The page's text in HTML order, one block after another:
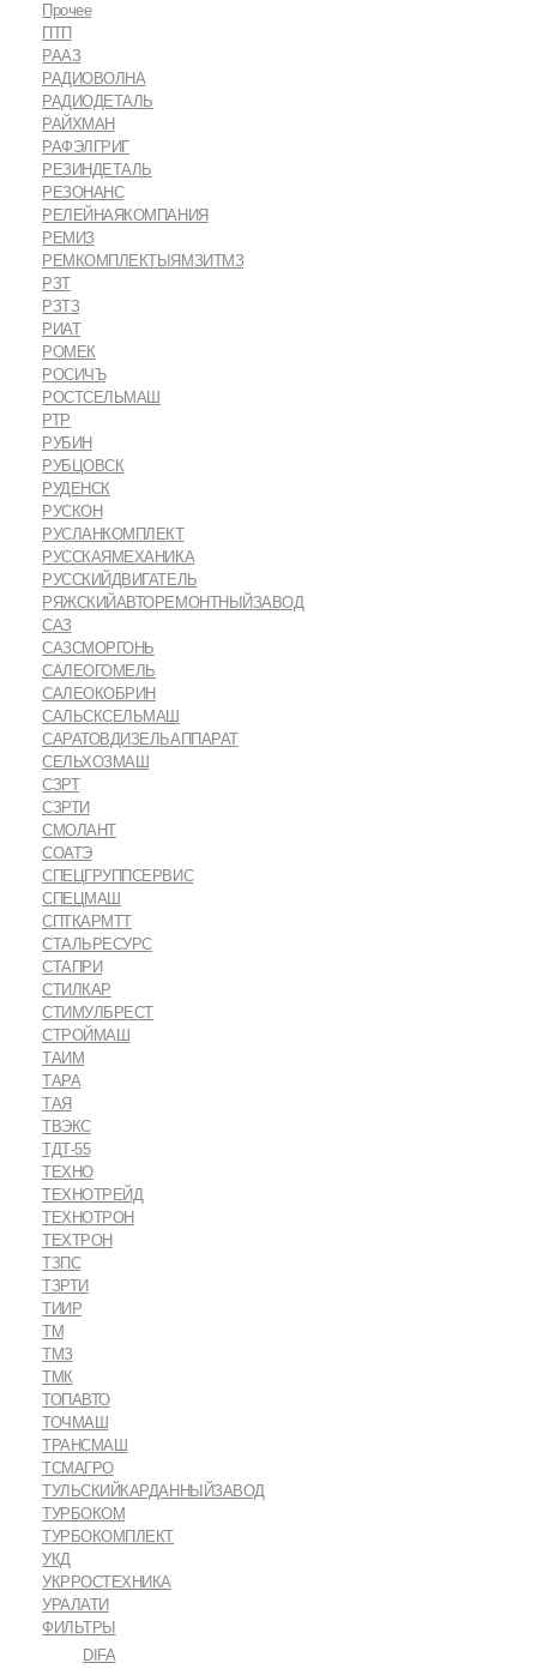
Прочее
ПТП
РААЗ
РАДИОВОЛНА
РАДИОДЕТАЛЬ
РАЙХМАН
РАФЭЛГРИГ
РЕЗИНДЕТАЛЬ
РЕЗОНАНС
РЕЛЕЙНАЯКОМПАНИЯ
РЕМИЗ
РЕМКОМПЛЕКТЫЯМЗИТМЗ
РЗТ
РЗТЗ
РИАТ
РОМЕК
РОСИЧЪ
РОСТСЕЛЬМАШ
РТР
РУБИН
РУБЦОВСК
РУДЕНСК
РУСКОН
РУСЛАНКОМПЛЕКТ
РУССКАЯМЕХАНИКА
РУССКИЙДВИГАТЕЛЬ
РЯЖСКИЙАВТОРЕМОНТНЫЙЗАВОД
САЗ
САЗСМОРГОНЬ
САЛЕОГОМЕЛЬ
САЛЕОКОБРИН
САЛЬСКСЕЛЬМАШ
САРАТОВДИЗЕЛЬАППАРАТ
СЕЛЬХОЗМАШ
СЗРТ
СЗРТИ
СМОЛАНТ
СОАТЭ
СПЕЦГРУППСЕРВИС
СПЕЦМАШ
СПТКАРМТТ
СТАЛЬРЕСУРС
СТАПРИ
СТИЛКАР
СТИМУЛБРЕСТ
СТРОЙМАШ
ТАИМ
ТАРА
ТАЯ
ТВЭКС
ТДТ-55
ТЕХНО
ТЕХНОТРЕЙД
ТЕХНОТРОН
ТЕХТРОН
ТЗПС
ТЗРТИ
ТИИР
ТМ
ТМЗ
ТМК
ТОПАВТО
ТОЧМАШ
ТРАНСМАШ
ТСМАГРО
ТУЛЬСКИЙКАРДАННЫЙЗАВОД
ТУРБОКОМ
ТУРБОКОМПЛЕКТ
УКД
УКРРОСТЕХНИКА
УРАЛАТИ
ФИЛЬТРЫ
DIFA